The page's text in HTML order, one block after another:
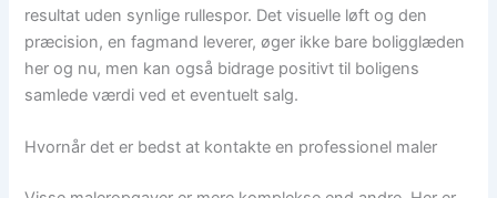
resultat uden synlige rullespor. Det visuelle løft og den
præcision, en fagmand leverer, øger ikke bare boligglæden
her og nu, men kan også bidrage positivt til boligens
samlede værdi ved et eventuelt salg.
Hvornår det er bedst at kontakte en professionel maler